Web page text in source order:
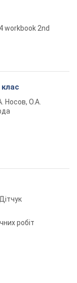
workbook 2nd
клас
Носов, О.А.
робіт